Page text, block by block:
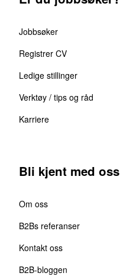
Jobbsøker
Registrer CV
Ledige stillinger
Verktøy / tips og råd
Karriere
Bli kjent med oss
Om oss
B2Bs referanser
Kontakt oss
B2B-bloggen